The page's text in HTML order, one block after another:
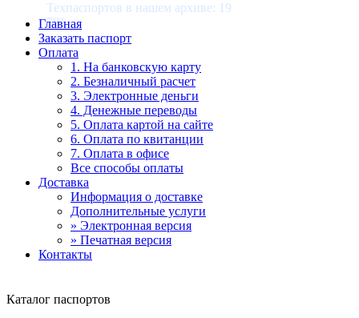
Техпаспортов в нашем архиве: 19
781
Главная
Заказать паспорт
Оплата
1. На банковскую карту
2. Безналичный расчет
3. Электронные деньги
4. Денежные переводы
5. Оплата картой на сайте
6. Оплата по квитанции
7. Оплата в офисе
Все способы оплаты
Доставка
Информация о доставке
Дополнительные услуги
» Электронная версия
» Печатная версия
Контакты
Каталог паспортов